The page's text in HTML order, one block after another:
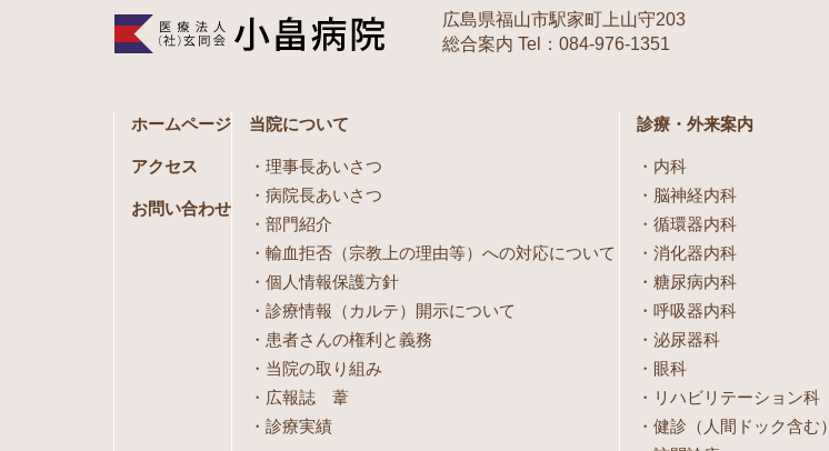
広島県福山市駅家町上山守203
総合案内 Tel：084-976-1351
ホームページ
アクセス
お問い合わせ
当院について
理事長あいさつ
病院長あいさつ
部門紹介
輸血拒否（宗教上の理由等）への対応について
個人情報保護方針
診療情報（カルテ）開示について
患者さんの権利と義務
当院の取り組み
広報誌 葦
診療実績
診療・外来案内
内科
脳神経内科
循環器内科
消化器内科
糖尿病内科
呼吸器内科
泌尿器科
眼科
リハビリテーション科
健診（人間ドック含む）